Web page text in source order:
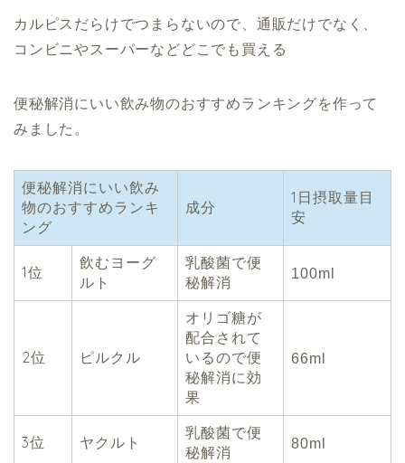
カルピスだらけでつまらないので、通販だけでなく、
コンビニやスーパーなどどこでも買える
便秘解消にいい飲み物のおすすめランキングを作って
みました。
便秘解消にいい飲み
物のおすすめランキ
ング
成分
1日摂取量目
安
1位
飲むヨーグ
ルト
乳酸菌で便
秘解消
100ml
2位 ピルクル
オリゴ糖が
配合されて
いるので便
秘解消に効
果
66ml
3位 ヤクルト
乳酸菌で便
秘解消
80ml